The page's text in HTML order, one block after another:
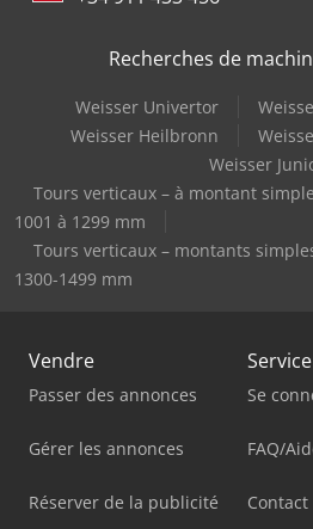
Recherches de
Weisser Univertor
Weisser Heilbronn
Weisser
Tours verticaux – à montant
1001 à 1299 mm
Tours verticaux – montants
1300-1499 mm
Vendre
Passer des annonces
Gérer les annonces
Réserver de la publicité
Se
FAQ/
Contact